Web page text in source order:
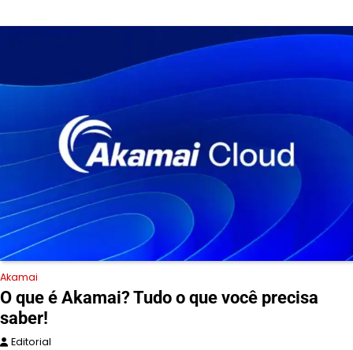
Akamai
O que é Akamai? Tudo o que você precisa
saber!
Editorial